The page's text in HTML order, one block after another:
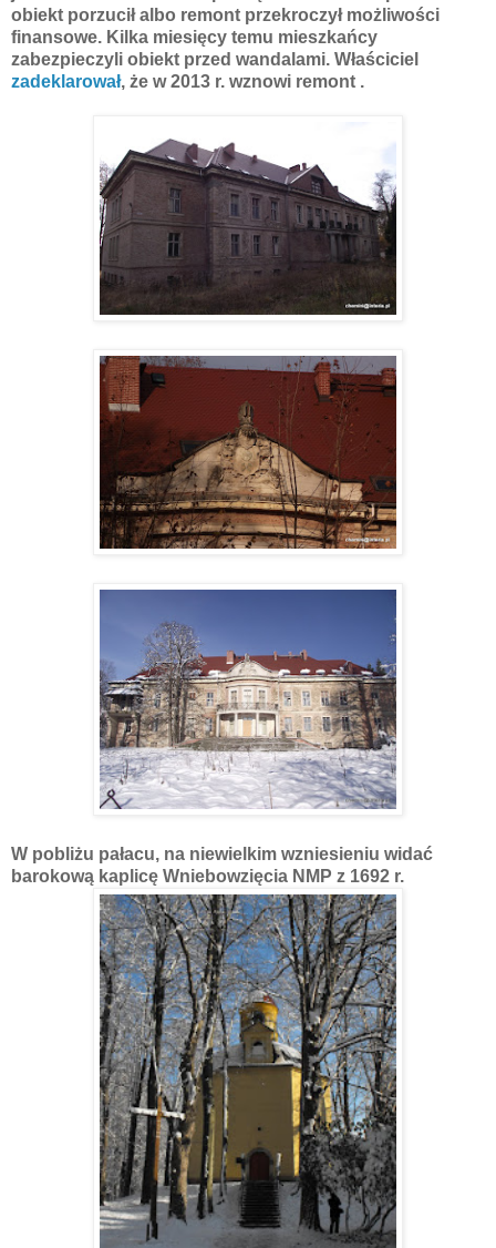
obiekt porzucił albo remont przekroczył możliwości
finansowe. Kilka miesięcy temu mieszkańcy
zabezpieczyli obiekt przed wandalami. Właściciel
zadeklarował, że w 2013 r. wznowi remont .
W pobliżu pałacu, na niewielkim wzniesieniu widać
barokową kaplicę Wniebowzięcia NMP z 1692 r.